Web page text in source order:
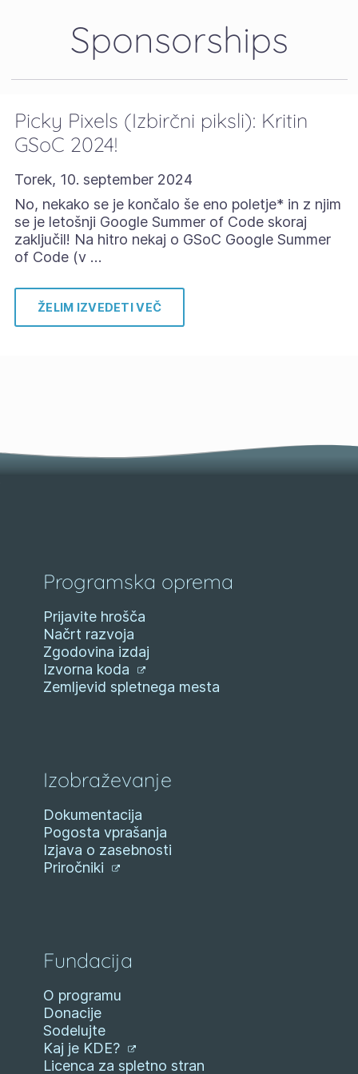
Sponsorships
Picky Pixels (Izbirčni piksli): Kritin
GSoC 2024!
Torek, 10. september 2024
No, nekako se je končalo še eno poletje* in z njim
se je letošnji Google Summer of Code skoraj
zaključil! Na hitro nekaj o GSoC Google Summer
of Code (v …
ŽELIM IZVEDETI VEČ
Programska oprema
Prijavite hrošča
Načrt razvoja
Zgodovina izdaj
Izvorna koda
Zemljevid spletnega mesta
Izobraževanje
Dokumentacija
Pogosta vprašanja
Izjava o zasebnosti
Priročniki
Fundacija
O programu
Donacije
Sodelujte
Kaj je KDE?
Licenca za spletno stran